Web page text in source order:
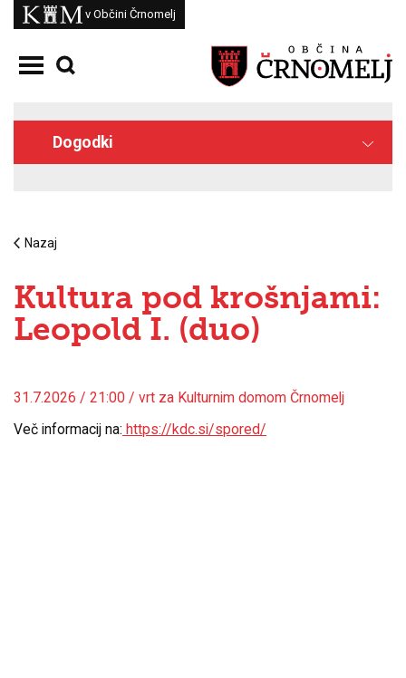
Skoči na vsebino
Kam
v Občini Črnomelj
Odpri meni
Dogodki
Nazaj
Kultura pod krošnjami:
Leopold I. (duo)
31.7.2026 / 21:00 / vrt za Kulturnim domom Črnomelj
Več informacij na: https://kdc.si/spored/